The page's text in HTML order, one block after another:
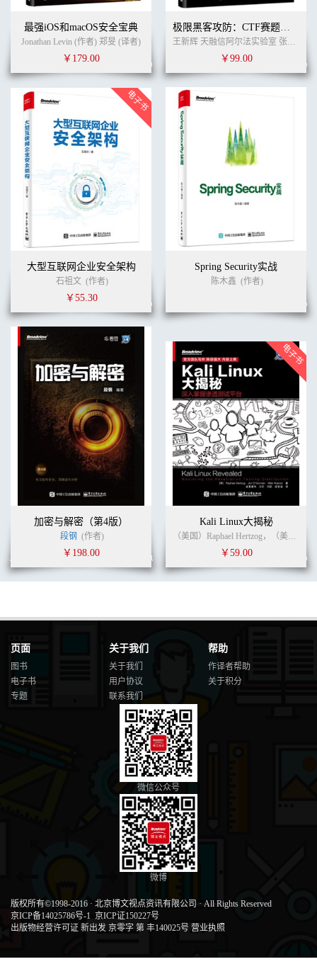
7.4.1 ARM汇编程序结构 216
7.4.2 汇编指令 221
7.4.3 寄存器 223
7.4.4 处理器寻址方式 224
7.5 ARM汇编指令集 230
7.5.1 ARM指令集分类 230
7.5.2 ARM指令编码 231
7.5.3 ARM指令格式解析 233
7.5.4 常见ARM指令 234
7.6 Thumb汇编指令集 240
7.6.1 16位Thumb指令编码 240
7.6.2 16位Thumb指令格式解析 241
7.6.3 32位Thumb指令编码 242
7.6.4 32位Thumb指令格式解析 244
7.7 AArch64汇编指令集 246
7.7.1 AArch64指令编码 246
7.7.2 AArch64指令格式解析 247
7.8 本章小结 250
第8章 Android原生程序开发与逆向分析
8.1.1 原生程序工程 252
8.1.2 STL的选择 253
8.1.3 JNI接口 254
8.1.4 编译选项与配置 256
8.2 原生程序移植 256
8.2.1 ADT项目的移植 257
8.2.2 UNIX开源项目的移植 258
8.2.3 CMake项目的移植 262
8.2.4 其他类型项目的移植 264
8.3 原生程序入口函数 264
8.3.1 原生程序入口函数 264
8.3.2 so入口函数 269
8.4 原生程序文件格式 271
8.4.1 原生程序的文件类型 271
8.4.2 AArch64 ELF文件格式 274
8.4.3 Program Header Table 278
8.4.4 Section Header Table 281
8.4.6 字符串表 285
8.4.9 地址重定位表 291
8.5.1 NDK Toolchain 295
8.5.2 IDA Pro 297
8.5.3 Hopper 301
8.6 原生C程序逆向分析 302
8.6.1 编译原生C程序 303
8.6.2 for循环分支结构 305
8.6.3 while循环分支结构 309
8.6.4 if……else分支结构 312
8.6.5 switch循环分支结构 316
8.7 原生C++ 程序逆向分析 321
8.7.1 C++ STL的逆向分析 322
8.7.2 C++ 类的逆向分析 327
8.7.3 C++ 程序的RTTI 332
8.8 原生so动态库逆向分析 336
9.1 gdb调试器 338
9.1.1 ndk-gdb脚本 338
9.1.2 配置gdb调试器 339
9.1.4 使用gdb调试Android原生程序 342
最强iOS和macOS安全宝典
Jonathan Levin (作者) 郑旻 (译者)
￥179.00
极限黑客攻防：CTF赛题揭秘
王新辉 天融信阿尔法实验室 张黎元 郭勇生 (作者)
￥99.00
大型互联网企业安全架构
石祖文 (作者)
￥55.30
Spring Security实战
陈木鑫 (作者)
加密与解密（第4版）
段钢 (作者)
￥198.00
Kali Linux大揭秘
（美国）Raphael Hertzog，（美国）Jim O'Gorman (作者)
￥59.00
页面
图书
电子书
专题
关于我们
关于我们
用户协议
联系我们
帮助
作译者帮助
关于积分
微信公众号
微博
版权所有©1998-2016 · 北京博文视点资讯有限公司 · All Rights Reserved
京ICP备14025786号-1 京ICP证150227号
出版物经营许可证 新出发 京零字 第 丰140025号 营业执照